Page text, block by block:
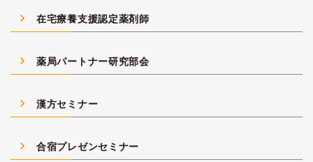
navigate_next 在宅療養支援認定薬剤師
navigate_next 薬局パートナー研究部会
navigate_next 漢方セミナー
navigate_next 合宿プレゼンセミナー